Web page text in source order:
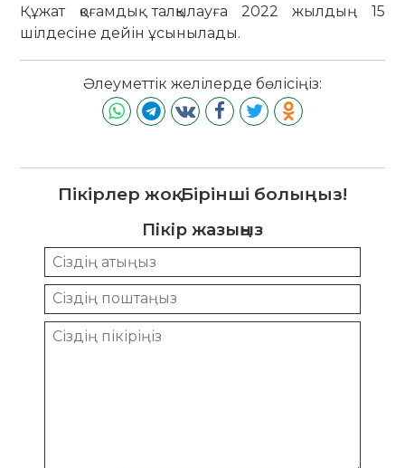
Құжат қоғамдық талқылауға 2022 жылдың 15
шілдесіне дейін ұсынылады.
Әлеуметтік желілерде бөлісіңіз:
Пікірлер жоқ. Бірінші болыңыз!
Пікір жазыңыз